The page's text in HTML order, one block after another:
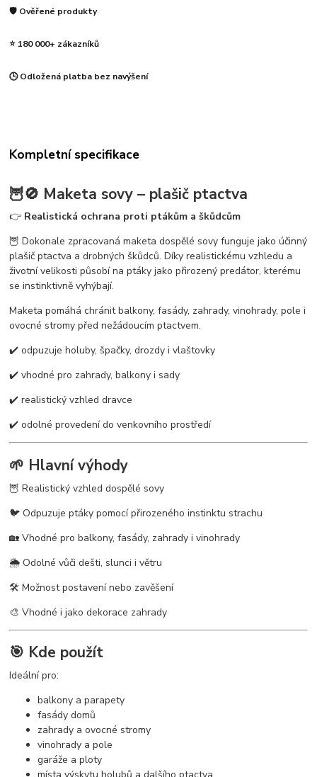
🛡️ Ověřené produkty
⭐ 180 000+ zákazníků
🕒 Odložená platba bez navýšení
Kompletní specifikace
🦉🚫 Maketa sovy – plašič ptactva
👉 Realistická ochrana proti ptákům a škůdcům
🦉 Dokonale zpracovaná maketa dospělé sovy funguje jako účinný
plašič ptactva a drobných škůdců. Díky realistickému vzhledu a
životní velikosti působí na ptáky jako přirozený predátor, kterému
se instinktivně vyhýbají.
Maketa pomáhá chránit balkony, fasády, zahrady, vinohrady, pole i
ovocné stromy před nežádoucím ptactvem.
✔️ odpuzuje holuby, špačky, drozdy i vlaštovky
✔️ vhodné pro zahrady, balkony i sady
✔️ realistický vzhled dravce
✔️ odolné provedení do venkovního prostředí
🌱 Hlavní výhody
🦉 Realistický vzhled dospělé sovy
🐦 Odpuzuje ptáky pomocí přirozeného instinktu strachu
🏡 Vhodné pro balkony, fasády, zahrady i vinohrady
🌦️ Odolné vůči dešti, slunci i větru
🛠️ Možnost postavení nebo zavěšení
🎨 Vhodné i jako dekorace zahrady
🎯 Kde použít
Ideální pro:
balkony a parapety
fasády domů
zahrady a ovocné stromy
vinohrady a pole
garáže a ploty